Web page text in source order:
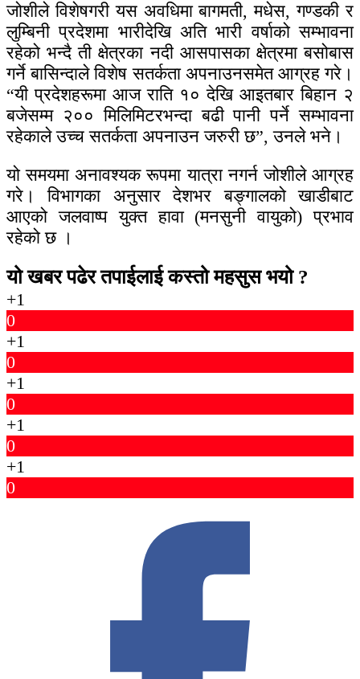
जोशीले विशेषगरी यस अवधिमा बागमती, मधेस, गण्डकी र
लुम्बिनी प्रदेशमा भारीदेखि अति भारी वर्षाको सम्भावना
रहेको भन्दै ती क्षेत्रका नदी आसपासका क्षेत्रमा बसोबास
गर्ने बासिन्दाले विशेष सतर्कता अपनाउनसमेत आग्रह गरे।
“यी प्रदेशहरूमा आज राति १० देखि आइतबार बिहान २
बजेसम्म २०० मिलिमिटरभन्दा बढी पानी पर्ने सम्भावना
रहेकाले उच्च सतर्कता अपनाउन जरुरी छ”, उनले भने।
यो समयमा अनावश्यक रूपमा यात्रा नगर्न जोशीले आग्रह
गरे। विभागका अनुसार देशभर बङ्गालको खाडीबाट
आएको जलवाष्प युक्त हावा (मनसुनी वायुको) प्रभाव
रहेको छ ।
यो खबर पढेर तपाईलाई कस्तो महसुस भयो ?
+1
0
+1
0
+1
0
+1
0
+1
0